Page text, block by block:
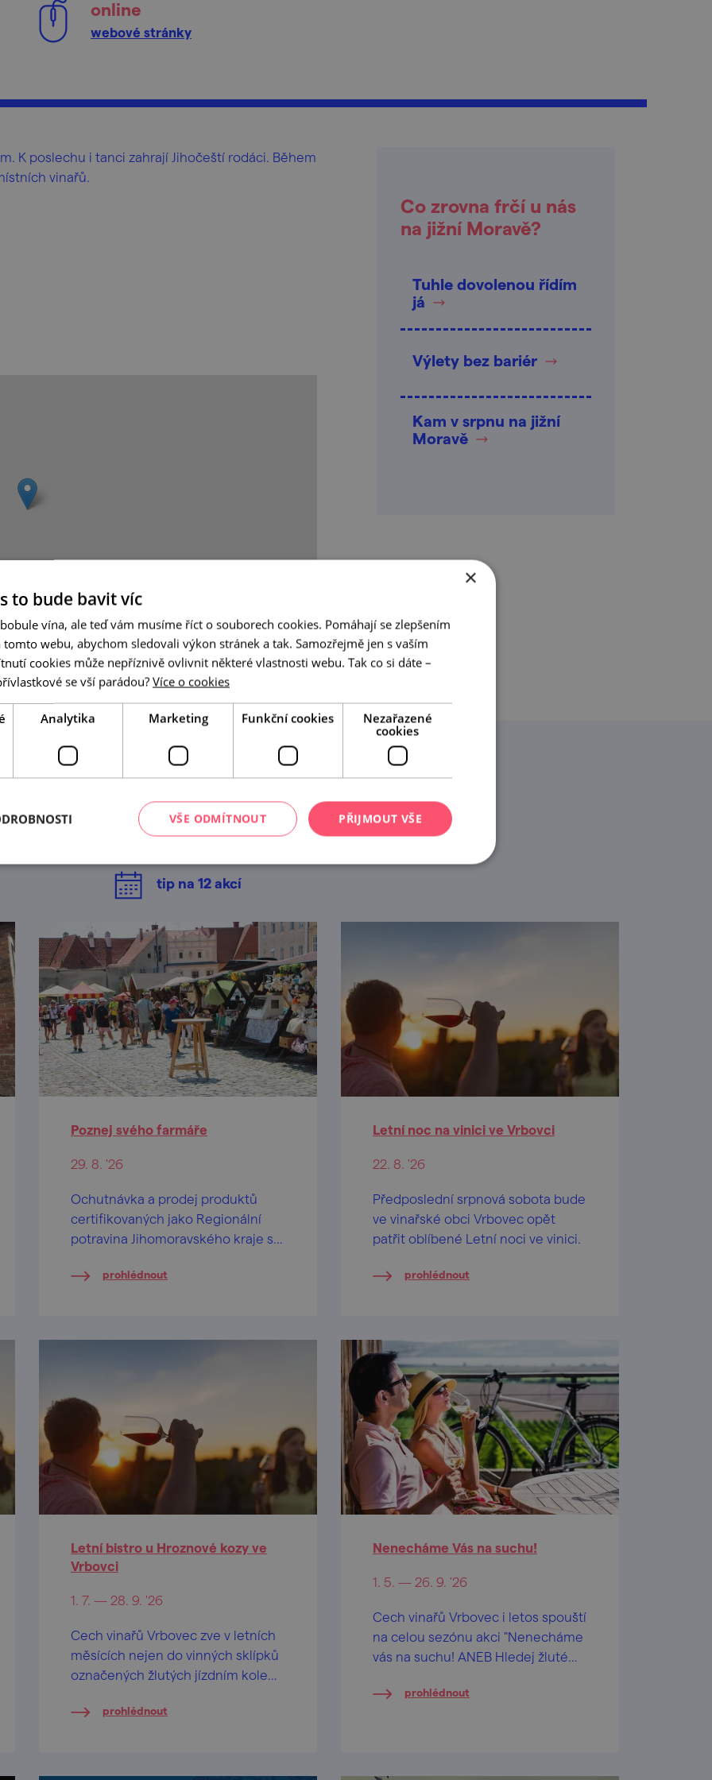
online
webové stránky
K poslechu i tanci zahrají Jihočeští rodáci. Během
vinařů.
Leaflet | © Seznam.cz a.s. a další
Co zrovna frčí u nás
na jižní Moravě?
Tuhle dovolenou řídím
já
Výlety bez bariér
Kam v srpnu na jižní
Moravě
A tady už jste byli?
Našli jsme další akce, které by se vám mohly líbit.
Mrkněte na ně.
tip na 12akcí
Poznej svého farmáře
29. 8. '26
Ochutnávka a prodej produktů
certifikovaných jako Regionální
potravina Jihomoravského kraje s
programem.
prohlédnout
Letní noc na vinici ve Vrbovci
22. 8. '26
Předposlední srpnová sobota bude
ve vinařské obci Vrbovec opět
patřit oblíbené Letní noci ve vinici.
prohlédnout
Letní bistro u Hroznové kozy ve
Vrbovci
1. 7. — 28. 9. '26
Cech vinařů Vrbovec zve v letních
měsících nejen do vinných sklípků
označených žlutých jízdním kolem,
uprostřed vinic, kde se o příjemné
prohlédnout
Nenecháme Vás na suchu!
1. 5. — 26. 9. '26
Cech vinařů Vrbovec i letos spouští
na celou sezónu akci "Nenecháme
vás na suchu! ANEB Hledej žluté
prohlédnout
×
to bude bavit víc
vína, ale teď vám musíme říct o souborech cookies. Pomáhají se zlepšením
tomto webu, abychom sledovali výkon stránek a tak. Samozřejmě jen s vaším
cookies může nepříznivě ovlivnit některé vlastnosti webu. Tak co si dáte –
se vší parádou? Více o cookies
Analytika Marketing Funkční cookies
Nezařazené
cookies
PŘIJMOUT VŠE
VŠE ODMÍTNOUT